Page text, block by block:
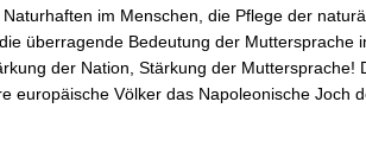
im Menschen, die Pflege der
überragende Bedeutung der Muttersprache
der Nation, Stärkung der Muttersprache!
europäische Völker das Napoleonische Joch